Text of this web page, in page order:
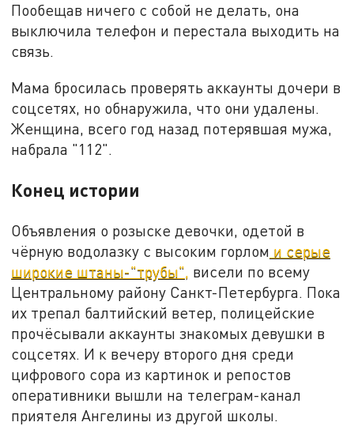
Пообещав ничего с собой не делать, она
выключила телефон и перестала выходить на
связь.
Мама бросилась проверять аккаунты дочери в
соцсетях, но обнаружила, что они удалены.
Женщина, всего год назад потерявшая мужа,
набрала "112".
Конец истории
Объявления о розыске девочки, одетой в
чёрную водолазку с высоким горлом и серые
широкие штаны-"трубы", висели по всему
Центральному району Санкт-Петербурга. Пока
их трепал балтийский ветер, полицейские
прочёсывали аккаунты знакомых девушки в
соцсетях. И к вечеру второго дня среди
цифрового сора из картинок и репостов
оперативники вышли на телеграм-канал
приятеля Ангелины из другой школы.